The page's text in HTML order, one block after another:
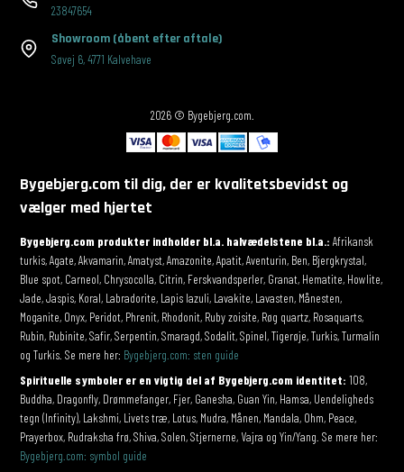
23847654
Showroom (åbent efter aftale)
Søvej 6,4771 Kalvehave
2026 © Bygebjerg.com.
Bygebjerg.com til dig, der er kvalitetsbevidst og
vælger med hjertet
Bygebjerg.com produkter indholder bl.a. halvædelstene bl.a.: Afrikansk
turkis, Agate, Akvamarin, Amatyst, Amazonite, Apatit, Aventurin, Ben, Bjergkrystal,
Blue spot, Carneol, Chrysocolla, Citrin, Ferskvandsperler, Granat, Hematite, Howlite,
Jade, Jaspis, Koral, Labradorite, Lapis lazuli, Lavakite, Lavasten, Månesten,
Moganite, Onyx, Peridot, Phrenit, Rhodonit, Ruby zoisite, Røg quartz, Rosaquarts,
Rubin, Rubinite, Safir, Serpentin, Smaragd, Sodalit, Spinel, Tigerøje, Turkis, Turmalin
og Turkis. Se mere her: Bygebjerg.com: sten guide
Spirituelle symboler er en vigtig del af Bygebjerg.com identitet: 108,
Buddha, Dragonfly, Drømmefanger, Fjer, Ganesha, Guan Yin, Hamsa, Uendeligheds
tegn (Infinity), Lakshmi, Livets træ, Lotus, Mudra, Månen, Mandala, Ohm, Peace,
Prayerbox, Rudraksha frø, Shiva, Solen, Stjernerne, Vajra og Yin/Yang. Se mere her:
Bygebjerg.com: symbol guide